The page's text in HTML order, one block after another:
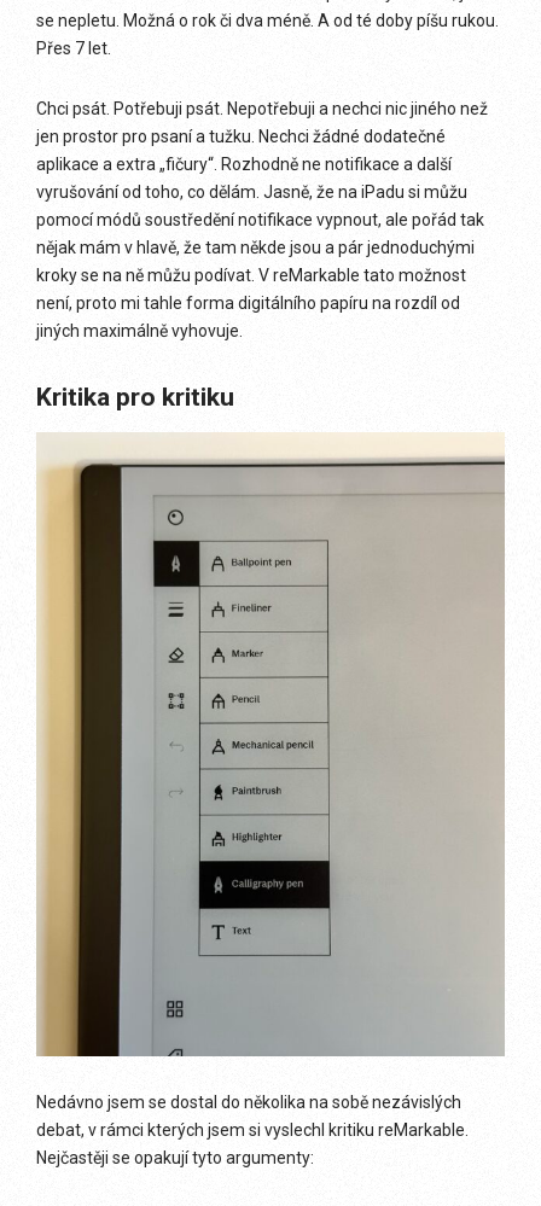
se nepletu. Možná o rok či dva méně. A od té doby píšu rukou.
Přes 7 let.
Chci psát. Potřebuji psát. Nepotřebuji a nechci nic jiného než
jen prostor pro psaní a tužku. Nechci žádné dodatečné
aplikace a extra „fičury“. Rozhodně ne notifikace a další
vyrušování od toho, co dělám. Jasně, že na iPadu si můžu
pomocí módů soustředění notifikace vypnout, ale pořád tak
nějak mám v hlavě, že tam někde jsou a pár jednoduchými
kroky se na ně můžu podívat. V reMarkable tato možnost
není, proto mi tahle forma digitálního papíru na rozdíl od
jiných maximálně vyhovuje.
Kritika pro kritiku
Nedávno jsem se dostal do několika na sobě nezávislých
debat, v rámci kterých jsem si vyslechl kritiku reMarkable.
Nejčastěji se opakují tyto argumenty: